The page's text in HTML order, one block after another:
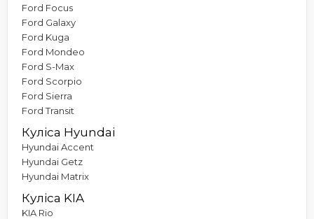
Ford Focus
Ford Galaxy
Ford Kuga
Ford Mondeo
Ford S-Max
Ford Scorpio
Ford Sierra
Ford Transit
Куліса Hyundai
Hyundai Accent
Hyundai Getz
Hyundai Matrix
Куліса KIA
KIA Rio